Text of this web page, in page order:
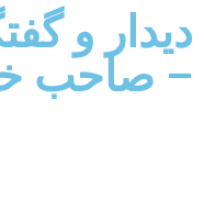
دیدار و
– صاحب